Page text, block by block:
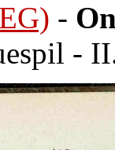
-
-